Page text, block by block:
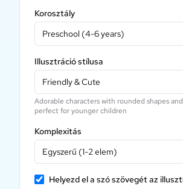
Korosztály
Preschool (4-6 years)
Illusztráció stílusa
Friendly & Cute
Adorable characters with rounded shapes
perfect for younger children
Komplexitás
Egyszerű (1-2 elem)
Helyezd el a szó szövegét az